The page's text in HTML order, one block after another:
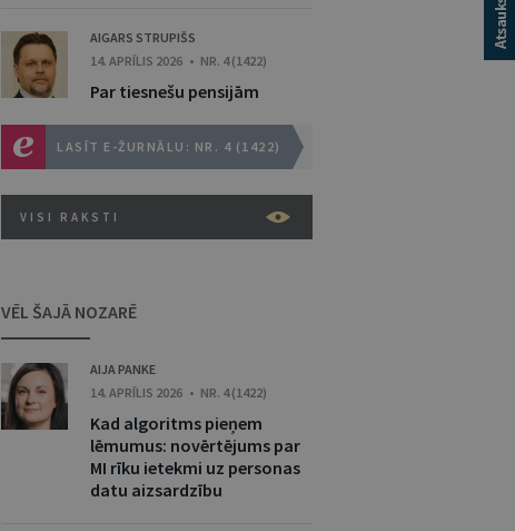
AIGARS STRUPIŠS
14. APRĪLIS 2026 • NR. 4 (1422)
Par tiesnešu pensijām
LASĪT E-ŽURNĀLU: NR. 4 (1422)
VISI RAKSTI
VĒL ŠAJĀ NOZARĒ
AIJA PANKE
14. APRĪLIS 2026 • NR. 4 (1422)
Kad algoritms pieņem
lēmumus: novērtējums par
MI rīku ietekmi uz personas
datu aizsardzību